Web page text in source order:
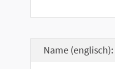
Name (englisch):